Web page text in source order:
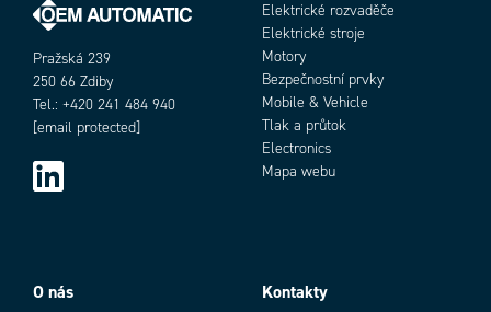
Snímací vzdálenost 1300 mm
0,022 A
Technologie fotobuňky Polarizační na odrazku
Třída krytí
Červená LED
PNP
Pražská 239
250 66 Zdiby
Tel.: +420 241 484 940
[email protected]
Elektrické rozvaděče
Elektrické stroje
Motory
Bezpečnostní prvky
Mobile & Vehicle
Tlak a průtok
Electronics
Mapa webu
O nás Kontakty